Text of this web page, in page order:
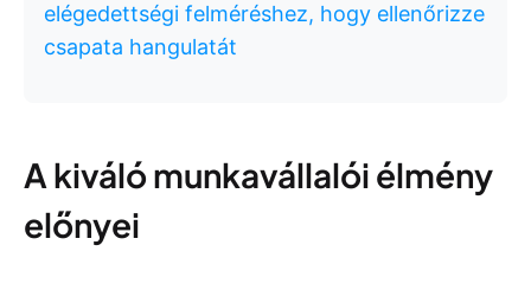
elégedettségi felméréshez, hogy ellenőrizze
csapata hangulatát
A kiváló munkavállalói élmény
előnyei